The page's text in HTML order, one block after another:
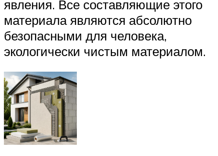
явления. Все составляющие этого
материала являются абсолютно
безопасными для человека,
экологически чистым материалом.